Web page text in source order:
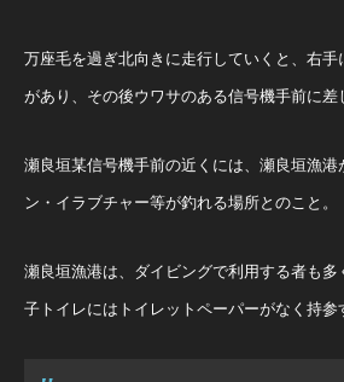
万座毛を過ぎ北向きに走行していくと、右
があり、その後ウワサのある信号機手前に差
瀬良垣某信号機手前の近くには、瀬良垣漁港
ン・イラブチャー等が釣れる場所とのこと。
瀬良垣漁港は、ダイビングで利用する者も
子トイレにはトイレットペーパーがなく持参